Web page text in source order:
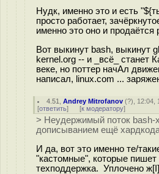
Нудк, именно это и есть
просто работает,
именно это оно и продаётся
Вот выкинут bash, выкинут
kernel.org -- и _всё_
веке, но поттер начАл
написал, linux.com ...
4.51 ,Andrey Mitrofanov (?), 12:04,
[ответить] [к модератору]
> Неудержимый поток bash-
дописыванием ещё
И да, вот это именно те/
"кастомные", которые
техподдержка. Уплочено